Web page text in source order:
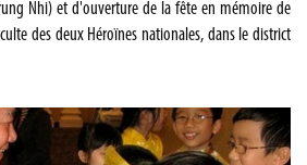
Nhi) et d'ouverture de la fête en mémoire de
des deux Héroïnes nationales, dans le district